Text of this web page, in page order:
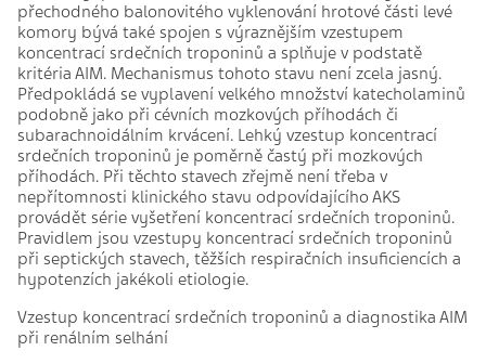
přechodného balonovitého vyklenování hrotové části levé
komory bývá také spojen s výraznějším vzestupem
koncentrací srdečních troponinů a splňuje v podstatě
kritéria AIM. Mechanismus tohoto stavu není zcela jasný.
Předpokládá se vyplavení velkého množství katecholaminů
podobně jako při cévních mozkových příhodách či
subarachnoidálním krvácení. Lehký vzestup koncentrací
srdečních troponinů je poměrně častý při mozkových
příhodách. Při těchto stavech zřejmě není třeba v
nepřítomnosti klinického stavu odpovídajícího AKS
provádět série vyšetření koncentrací srdečních troponinů.
Pravidlem jsou vzestupy koncentrací srdečních troponinů
při septických stavech, těžších respiračních insuficiencích a
hypotenzích jakékoli etiologie.
Vzestup koncentrací srdečních troponinů a diagnostika AIM
při renálním selhání